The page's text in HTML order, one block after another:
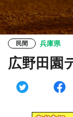
民間 兵庫県
広野田園